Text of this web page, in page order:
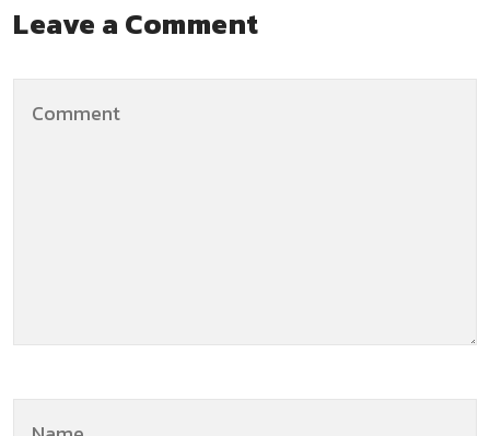
Leave a Comment